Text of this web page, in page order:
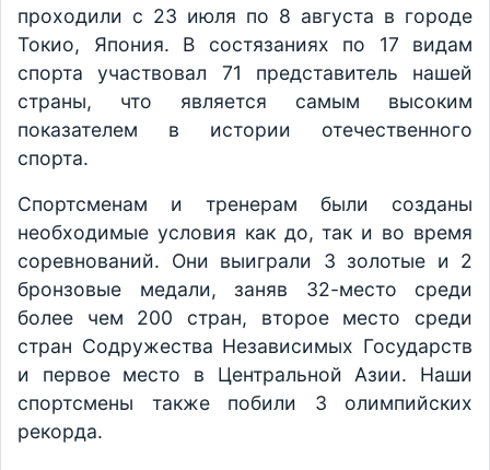
проходили с 23 июля по 8 августа в городе
Токио, Япония. В состязаниях по 17 видам
спорта участвовал 71 представитель нашей
страны, что является самым высоким
показателем в истории отечественного
спорта.
Спортсменам и тренерам были созданы
необходимые условия как до, так и во время
соревнований. Они выиграли 3 золотые и 2
бронзовые медали, заняв 32-место среди
более чем 200 стран, второе место среди
стран Содружества Независимых Государств
и первое место в Центральной Азии. Наши
спортсмены также побили 3 олимпийских
рекорда.